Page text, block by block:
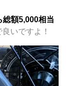
額5,000相当
いですよ！